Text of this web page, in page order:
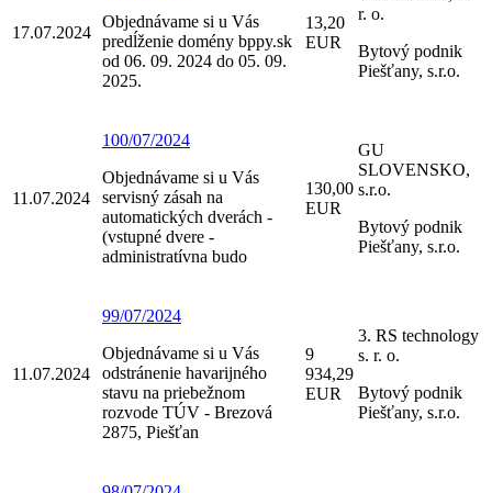
17.07.2024
Objednávame si u Vás
predĺženie domény bppy.sk
od 06. 09. 2024 do 05. 09.
2025.
13,20
EUR
r. o.
Bytový podnik
Piešťany, s.r.o.
11.07.2024
100/07/2024
Objednávame si u Vás
servisný zásah na
automatických dverách -
(vstupné dvere -
administratívna budo
130,00
EUR
GU
SLOVENSKO,
s.r.o.
Bytový podnik
Piešťany, s.r.o.
11.07.2024
99/07/2024
Objednávame si u Vás
odstránenie havarijného
stavu na priebežnom
rozvode TÚV - Brezová
2875, Piešťan
9
934,29
EUR
3. RS technology
s. r. o.
Bytový podnik
Piešťany, s.r.o.